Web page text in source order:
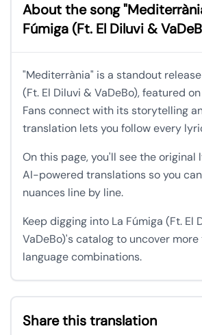
About the song
Fúmiga (Ft. El Diluvi &
"Mediterrània" is a standout
(Ft. El Diluvi & VaDeBo), featured
Fans connect with its storytelling
translation lets you follow every
On this page, you'll see the original
AI-powered translations so you
nuances line by line.
Keep digging into La Fúmiga (Ft. El
VaDeBo)'s catalog to uncover
language combinations.
Share this translation